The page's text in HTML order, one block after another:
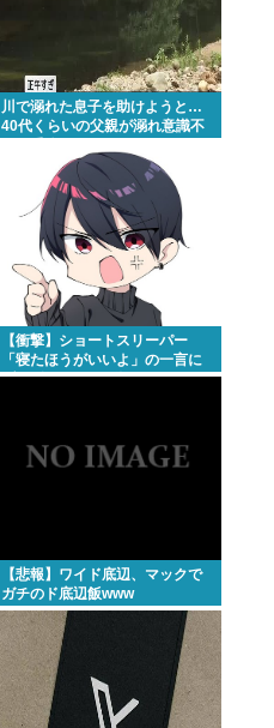
川で溺れた息子を助けようと…
40代くらいの父親が溺れ意識不
【衝撃】ショートスリーパー
「寝たほうがいいよ」の一言に
ブチギレwww(※動画あり)
【悲報】ワイド底辺、マックで
ガチのド底辺飯www